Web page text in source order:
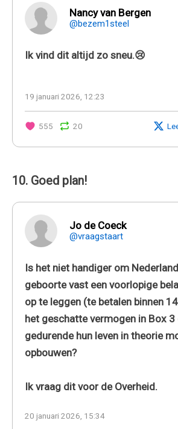
Nancy van Bergen
@bezem1steel
Ik vind dit altijd zo sneu.😢
19 januari 2026, 12:23
555 20
10. Goed plan!
Jo de Coeck
@vraagstaart
Is het niet handiger om
geboorte vast een voorlopige
op te leggen (te betalen binnen
het geschatte vermogen in Box 3
gedurende hun leven in theorie
opbouwen?
Ik vraag dit voor de Overheid.
20 januari 2026, 15:34